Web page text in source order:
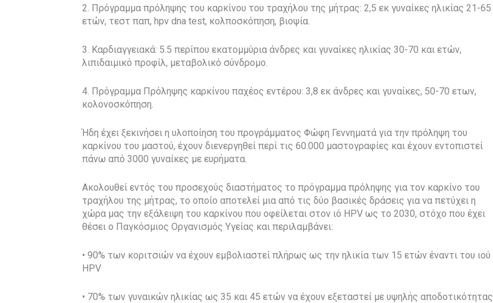
2. Πρόγραμμα πρόληψης του καρκίνου του τραχήλου της μήτρας: 2,5 εκ γυναίκες ηλικίας 21-65
ετών, τεστ παπ, hpv dna test, κολποσκόπηση, βιοψία.
3. Καρδιαγγειακά: 5.5 περίπου εκατομμύρια άνδρες και γυναίκες ηλικίας 30-70 και ετών,
λιπιδαιμικό προφίλ, μεταβολικό σύνδρομο.
4. Πρόγραμμα Πρόληψης καρκίνου παχέος εντέρου: 3,8 εκ άνδρες και γυναίκες, 50-70 ετων,
κολονοσκόπηση.
Ήδη έχει ξεκινήσει η υλοποίηση του προγράμματος Φώφη Γεννηματά για την πρόληψη του
καρκίνου του μαστού, έχουν διενεργηθεί περί τις 60.000 μαστογραφίες και έχουν εντοπιστεί
πάνω από 3000 γυναίκες με ευρήματα.
Ακολουθεί εντός του προσεχούς διαστήματος το πρόγραμμα πρόληψης για τον καρκίνο του
τραχήλου της μήτρας, το οποίο αποτελεί μια από τις δύο βασικές δράσεις για να πετύχει η
χώρα μας την εξάλειψη του καρκίνου που οφείλεται στον ιό HPV ως το 2030, στόχο που έχει
θέσει ο Παγκόσμιος Οργανισμός Υγείας και περιλαμβάνει:
• 90% των κοριτσιών να έχουν εμβολιαστεί πλήρως ως την ηλικία των 15 ετών έναντι του ιού
HPV
• 70% των γυναικών ηλικίας ως 35 και 45 ετών να έχουν εξεταστεί με υψηλής αποδοτικότητας